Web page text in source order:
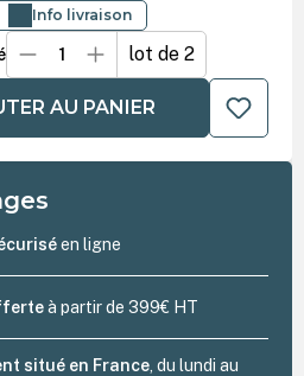
Info livraison
lot de 2
AU PANIER
en ligne
à partir de 399€ HT
situé en France , du lundi au